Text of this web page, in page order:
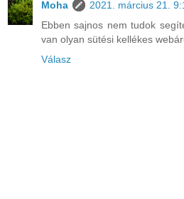
Moha
2021. március 21.
Ebben sajnos nem tudok
van olyan sütési kellékes
Válasz